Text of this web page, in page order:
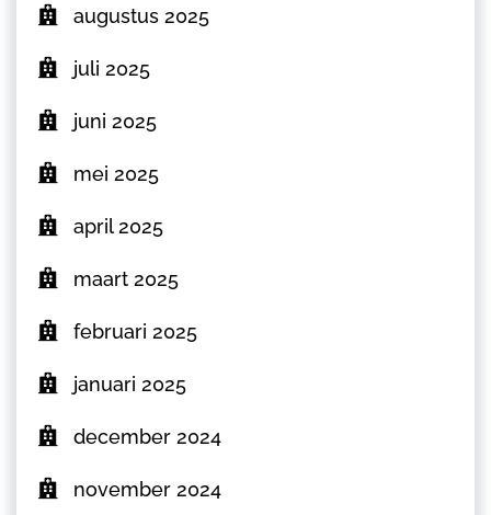
augustus 2025
juli 2025
juni 2025
mei 2025
april 2025
maart 2025
februari 2025
januari 2025
december 2024
november 2024